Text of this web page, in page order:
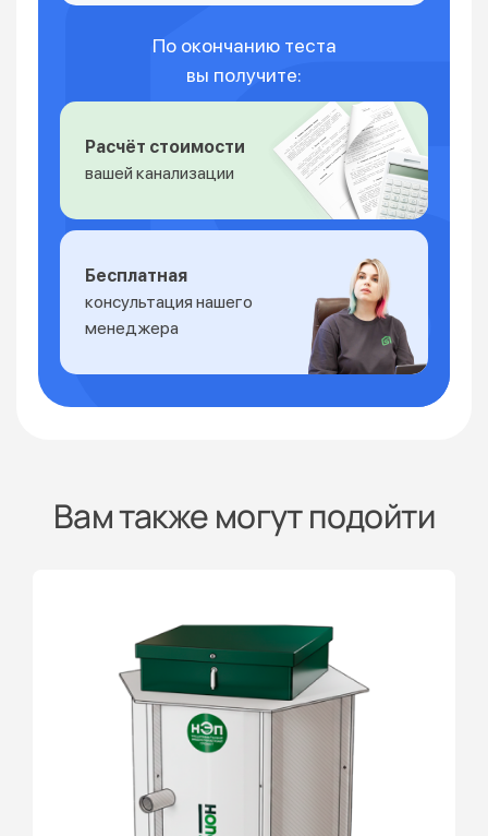
По окончанию теста
вы получите:
Расчёт стоимости
вашей канализации
Бесплатная
консультация нашего
менеджера
Вам также могут подойти